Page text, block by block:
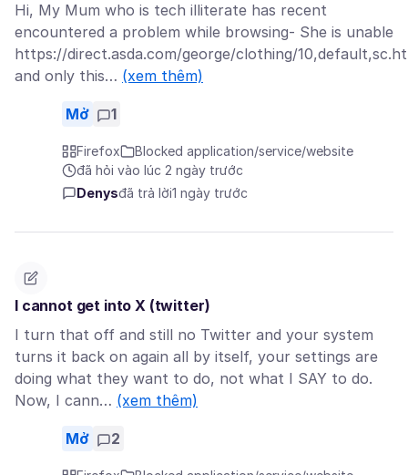
Hi, My Mum who is tech illiterate has recent
encountered a problem while browsing- She is unable
https://direct.asda.com/george/clothing/
and only this… (xem thêm)
Mở 1
Firefox
Blocked application/service/website
đã hỏi vào lúc 2 ngày trước
Denysđã trả lời1 ngày trước
I cannot get into X (twitter)
I turn that off and still no Twitter and your system
turns it back on again all by itself, your settings are
doing what they want to do, not what I SAY to do.
Now, I cann… (xem thêm)
Mở 2